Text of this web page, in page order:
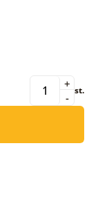
-
+ st.